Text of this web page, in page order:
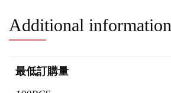
Additional information
最低訂購量